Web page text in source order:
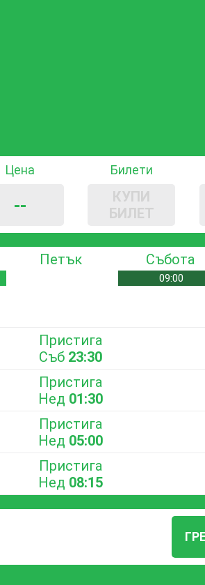
Цена
--
Билети
КУПИ
БИЛЕТ
Петък Събота
09:00
Пристига
Съб 23:30
Пристига
Нед 01:30
Пристига
Нед 05:00
Пристига
Нед 08:15